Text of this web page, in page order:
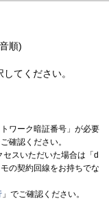
順)
てください。
ワーク暗証番号」が必要
確認ください。
スいただいた場合は「d
の契約回線をお持ちでな
」でご確認ください。